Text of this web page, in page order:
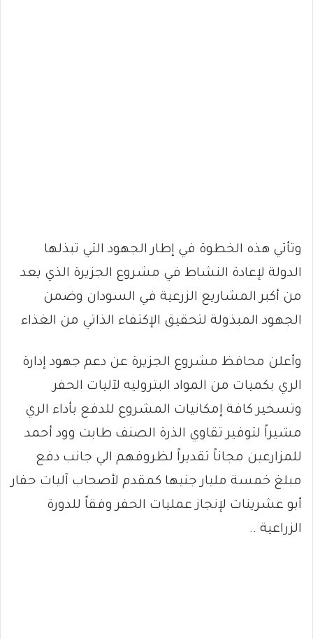
وتأتي هذه الخطوة في إطار الجهود التي تبذلها
الدولة لإعادة النشاط في مشروع الجزيرة الذي يعد
من أكبر المشاريع الزرعية في السودان وضمن
الجهود المبذولة لتحقيق الإكتفاء الذاتي من الغذاء
وأعلن محافظ مشروع الجزيرة عن دعم جهود إدارة
الري بكميات من المواد البتروليه لآليات الحفر
وتسخير كافة إمكانيات المشروع للدفع بأداء الري
مشيراً لتوفير تقاوي الذرة الصنف طابت وود أحمد
للمزارعين مجاناً تقديراً لظروفهم الي جانب دفع
مبلغ خمسة مليار جنيها كمقدم لأصحاب آليات حفار
أبو عشرينات لإنجاز عمليات الحفر وفقاً للدورة
الزراعية ..